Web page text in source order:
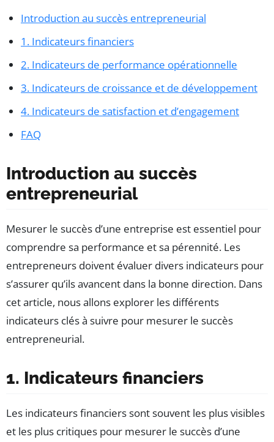
Introduction au succès entrepreneurial
1. Indicateurs financiers
2. Indicateurs de performance opérationnelle
3. Indicateurs de croissance et de développement
4. Indicateurs de satisfaction et d’engagement
FAQ
Introduction au succès
entrepreneurial
Mesurer le succès d’une entreprise est essentiel pour
comprendre sa performance et sa pérennité. Les
entrepreneurs doivent évaluer divers indicateurs pour
s’assurer qu’ils avancent dans la bonne direction. Dans
cet article, nous allons explorer les différents
indicateurs clés à suivre pour mesurer le succès
entrepreneurial.
1. Indicateurs financiers
Les indicateurs financiers sont souvent les plus visibles
et les plus critiques pour mesurer le succès d’une